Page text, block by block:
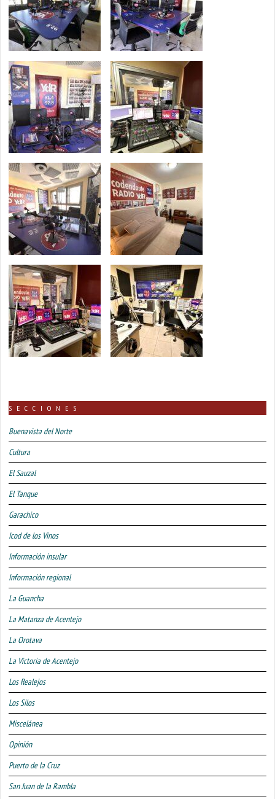
SECCIONES
Buenavista del Norte
Cultura
El Sauzal
El Tanque
Garachico
Icod de los Vinos
Información insular
Información regional
La Guancha
La Matanza de Acentejo
La Orotava
La Victoria de Acentejo
Los Realejos
Los Silos
Miscelánea
Opinión
Puerto de la Cruz
San Juan de la Rambla